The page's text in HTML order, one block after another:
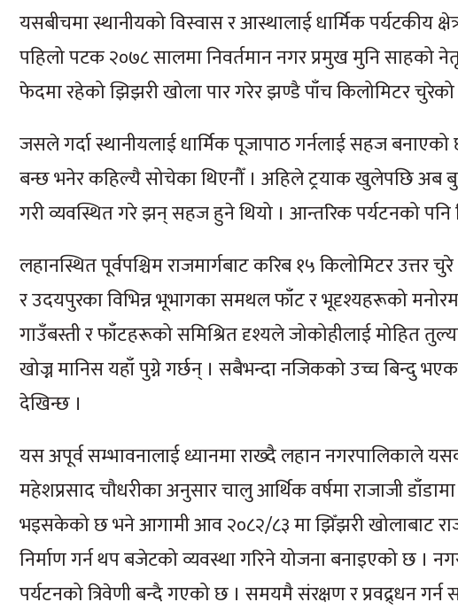
यसबीचमा स्थानीयको विस्वास र आस्थालाई धार्मिक पर्यटकीय
पहिलो पटक २०७८ सालमा निवर्तमान नगर प्रमुख मुनि साहको
फेदमा रहेको झिझरी खोला पार गरेर झण्डै पाँच किलोमिटर चुरेको
जसले गर्दा स्थानीयलाई धार्मिक पूजापाठ गर्नलाई सहज बनाएको
बन्छ भनेर कहिल्यै सोचेका थिएनौँ । अहिले ट्रयाक खुलेपछि अब
गरी व्यवस्थित गरे झन् सहज हुने थियो । आन्तरिक पर्यटनको पनि
लहानस्थित पूर्वपश्चिम राजमार्गबाट करिब १५ किलोमिटर उत्तर
र उदयपुरका विभिन्न भूभागका समथल फाँट र भूदृश्यहरूको
गाउँबस्ती र फाँटहरूको समिश्रित दृश्यले जोकोहीलाई मोहित
खोज्न मानिस यहाँ पुग्ने गर्छन् । सबैभन्दा नजिकको उच्च बिन्दु
देखिन्छ ।
यस अपूर्व सम्भावनालाई ध्यानमा राख्दै लहान नगरपालिकाले
महेशप्रसाद चौधरीका अनुसार चालु आर्थिक वर्षमा राजाजी
भइसकेको छ भने आगामी आव २०८२/८३ मा झिँझरी खोलाबाट
निर्माण गर्न थप बजेटको व्यवस्था गरिने योजना बनाइएको छ ।
पर्यटनको त्रिवेणी बन्दै गएको छ । समयमै संरक्षण र प्रवद्र्धन